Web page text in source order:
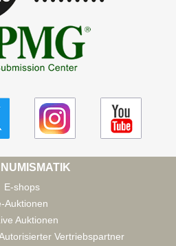
E-shops
Auktionen
Auktionen
Vertriebspartner